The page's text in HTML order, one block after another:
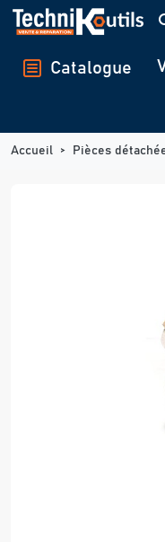
Panneau de gestion des
Catalogue
Accueil Pièces